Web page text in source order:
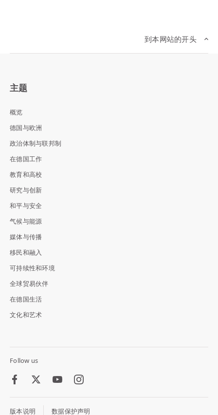
到本网站的开头
主题
概览
德国与欧洲
政治体制与联邦制
在德国工作
教育和高校
研究与创新
和平与安全
气候与能源
媒体与传播
移民和融入
可持续性和环境
全球贸易伙伴
在德国生活
文化和艺术
Follow us
FacebookTwitter Youtube
Footer
版本说明 数据保护声明